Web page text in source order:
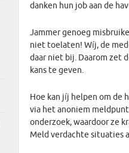
danken hun job aan de
Jammer genoeg
niet toelaten! Wíj, de
daar niet bij. Daarom zet
kans te geven.
Hoe kan jíj helpen om de
via het anoniem
onderzoek, waardoor ze
Meld verdachte situaties